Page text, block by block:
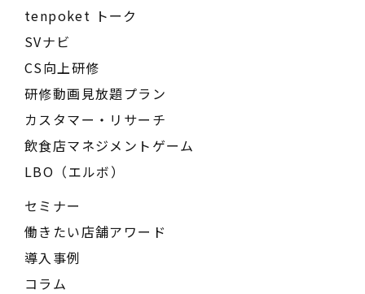
tenpoket トーク
SVナビ
CS向上研修
研修動画見放題プラン
カスタマー・リサーチ
飲食店マネジメントゲーム
LBO（エルボ）
セミナー
働きたい店舗アワード
導入事例
コラム